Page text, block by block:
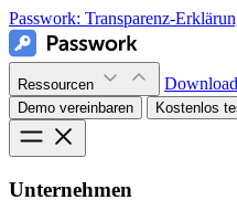
Passwork: Transparenz-
Ressourcen Download
Demo vereinbaren
Kostenlos
Unternehmen